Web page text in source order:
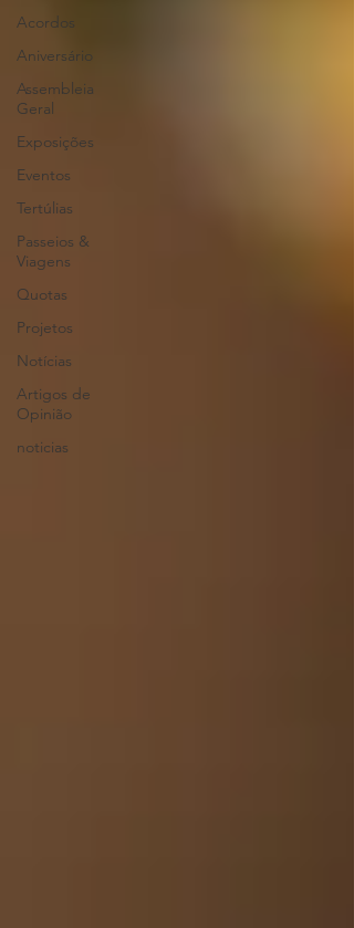
Acordos
Aniversário
Assembleia
Geral
Exposições
Eventos
Tertúlias
Passeios &
Viagens
Quotas
Projetos
Notícias
Artigos de
Opinião
noticias